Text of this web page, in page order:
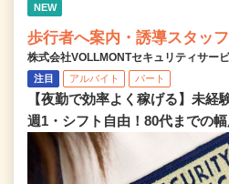
NEW
歩行者へ案内・誘導スタッフ
株式会社VOLLMONTセキュリティサー
注目 アルバイト パート
【夜勤で効率よく稼げる】未経
週1・シフト自由！80代までの